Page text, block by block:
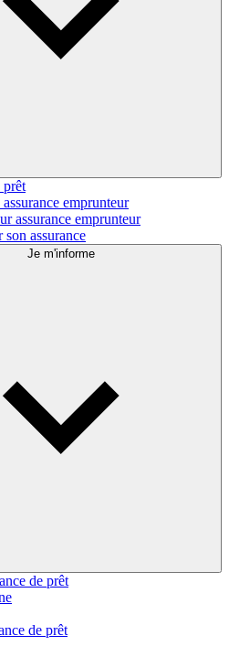
prêt
emprunteur
assurance emprunteur
son assurance
Je m'informe
de prêt
de prêt